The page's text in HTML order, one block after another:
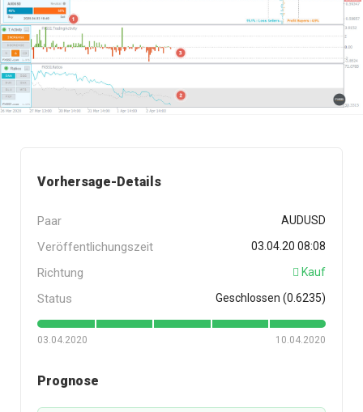
Vorhersage-Details
Paar AUDUSD
Veröffentlichungszeit 03.04.20 08:08
Richtung Kauf
Status Geschlossen (0.6235)
03.04.2020 10.04.2020
Prognose